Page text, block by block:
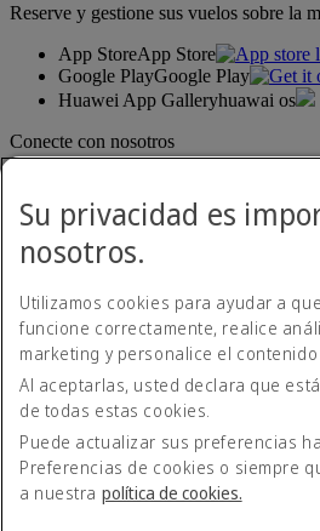
Reserve y gestione sus vuelos sobre la
App StoreApp Store
Google PlayGoogle Play
Huawei App Galleryhuawai os
Conecte con nosotros
Declaración de accesibilidad
Contacte con nosotros
Política de privacidad
Condiciones generales
Política de cookies
Ciberseguridad
Su privacidad es
nosotros.
Utilizamos cookies para ayudar a
funcione correctamente, realice
marketing y personalice el
Al aceptarlas, usted declara que
de todas estas cookies.
Puede actualizar sus preferencias
Preferencias de cookies o siempre
a nuestra política de cookies.